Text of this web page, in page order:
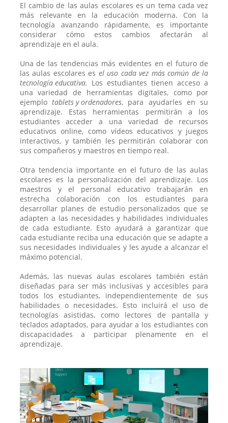
El cambio de las aulas escolares es un tema cada vez
más relevante en la educación moderna. Con la
tecnología avanzando rápidamente, es importante
considerar cómo estos cambios afectarán al
aprendizaje en el aula.
Una de las tendencias más evidentes en el futuro de
las aulas escolares es el uso cada vez más común de la
tecnología educativa. Los estudiantes tienen acceso a
una variedad de herramientas digitales, como por
ejemplo tablets y ordenadores, para ayudarles en su
aprendizaje. Estas herramientas permitirán a los
estudiantes acceder a una variedad de recursos
educativos online, como vídeos educativos y juegos
interactivos, y también les permitirán colaborar con
sus compañeros y maestros en tiempo real.
Otra tendencia importante en el futuro de las aulas
escolares es la personalización del aprendizaje. Los
maestros y el personal educativo trabajarán en
estrecha colaboración con los estudiantes para
desarrollar planes de estudio personalizados que se
adapten a las necesidades y habilidades individuales
de cada estudiante. Esto ayudará a garantizar que
cada estudiante reciba una educación que se adapte a
sus necesidades individuales y les ayude a alcanzar el
máximo potencial.
Además, las nuevas aulas escolares también están
diseñadas para ser más inclusivas y accesibles para
todos los estudiantes, independientemente de sus
habilidades o necesidades. Esto incluirá el uso de
tecnologías asistidas, como lectores de pantalla y
teclados adaptados, para ayudar a los estudiantes con
discapacidades a participar plenamente en el
aprendizaje.